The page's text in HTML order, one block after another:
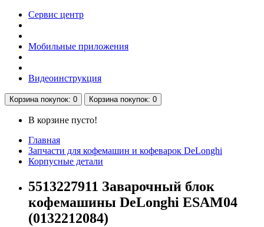
Сервис центр
Мобильные приложения
Видеоинструкция
Корзинапокупок: 0 Корзинапокупок: 0
В корзине пусто!
Главная
Запчасти для кофемашин и кофеварок DeLonghi
Корпусные детали
5513227911 Заварочный блок
кофемашины DeLonghi ESAM04
(0132212084)